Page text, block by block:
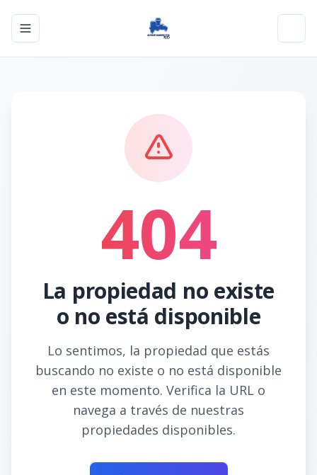
Toggle navigation menu
404
La propiedad no existe
o no está disponible
Lo sentimos, la propiedad que estás
buscando no existe o no está disponible
en este momento. Verifica la URL o
navega a través de nuestras
propiedades disponibles.